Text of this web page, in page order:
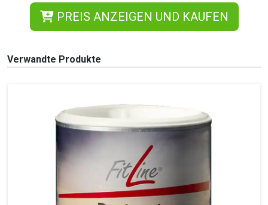
PREIS ANZEIGEN UND KAUFEN
Verwandte Produkte